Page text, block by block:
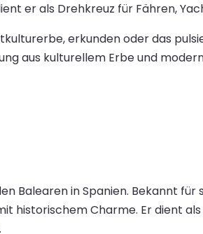
er als Drehkreuz für Fähren,
erkunden oder das
aus kulturellem Erbe und
Balearen in Spanien. Bekannt
historischem Charme. Er dient